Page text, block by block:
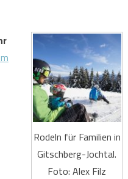
Rodeln für Familien in
Gitschberg-Jochtal.
Foto: Alex Filz